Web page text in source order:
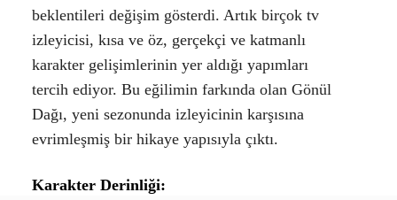
beklentileri değişim gösterdi. Artık birçok tv
izleyicisi, kısa ve öz, gerçekçi ve katmanlı
karakter gelişimlerinin yer aldığı yapımları
tercih ediyor. Bu eğilimin farkında olan Gönül
Dağı, yeni sezonunda izleyicinin karşısına
evrimleşmiş bir hikaye yapısıyla çıktı.
Karakter Derinliği: